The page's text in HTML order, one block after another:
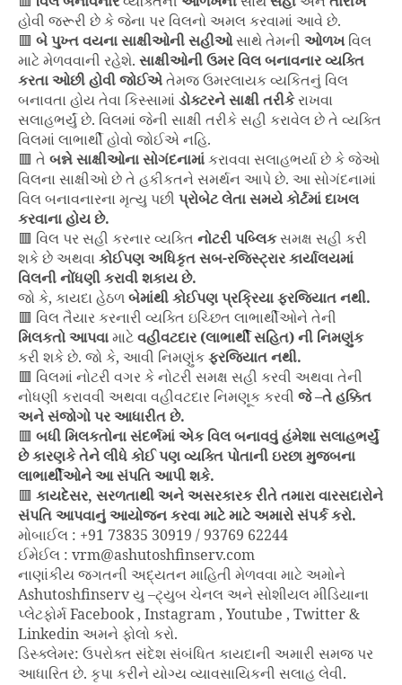
હોવી જરૂરી છે કે જેના પર વિલનો અમલ કરવામાં આવે છે.
🟥 બે પુખ્ત વયના સાક્ષીઓની સહીઓસાથે તેમની ઓળખવિલ
માટે મેળવવાની રહેશે. સાક્ષીઓની ઉમર વિલ બનાવનાર વ્યક્તિ
કરતા ઓછી હોવી જોઈએ તેમજ ઉમરલાયક વ્યકિતનું વિલ
બનાવતા હોય તેવા કિસ્સામાં ડોક્ટરને સાક્ષી તરીકેરાખવા
સલાહભર્યું છે. વિલમાં જેની સાક્ષી તરીકે સહી કરાવેલ છે તે વ્યક્તિ
વિલમાં લાભાર્થી હોવો જોઈએ નહિ.
🟥 તે બન્ને સાક્ષીઓના સોગંદનામાં કરાવવા સલાહભર્યા છે કે જેઓ
વિલના સાક્ષીઓ છે તે હકીકતને સમર્થન આપે છે. આ સોગંદનામાં
વિલ બનાવનારના મૃત્યુ પછી પ્રોબેટ લેતા સમયે કોર્ટમાં દાખલ
કરવાના હોય છે.
🟥 વિલ પર સહી કરનાર વ્યક્તિ નોટરી પબ્લિકસમક્ષ સહી કરી
શકે છે અથવા કોઈપણ અધિકૃત સબ-રજિસ્ટ્રાર કાર્યાલયમાં
વિલની નોંધણી કરાવી શકાય છે.
જો કે, કાયદા હેઠળ બેમાંથી કોઈપણ પ્રક્રિયા ફરજિયાત નથી.
🟥 વિલ તૈયાર કરનારી વ્યક્તિ ઇચ્છિત લાભાર્થીઓને તેની
મિલકતો આપવા માટે વહીવટદાર (લાભાર્થી સહિત) ની નિમણુંક
કરી શકે છે. જો કે, આવી નિમણુંક ફરજિયાત નથી.
🟥 વિલમાં નોટરી વગર કે નોટરી સમક્ષ સહી કરવી અથવા તેની
નોધણી કરાવવી અથવા વહીવટદાર નિમણૂક કરવી જે –તે હક્કિત
અને સંજોગો પર આધારીત છે.
🟥 બધી મિલકતોના સંદર્ભમાં એક વિલ બનાવવું હંમેશા સલાહભર્યું
છે કારણકે તેને લીધે કોઈ પણ વ્યક્તિ પોતાની ઇરછા મુજબના
લાભાર્થીઓને આ સંપતિ આપી શકે.
🟥 કાયદેસર, સરળતાથી અને અસરકારક રીતે તમારા વારસદારોને
સંપતિ આપવાનું આયોજન કરવા માટે માટે અમારો સંપર્ક કરો.
મોબાઈલ : +91 73835 30919 / 93769 62244
ઈમેઈલ : vrm@ashutoshfinserv.com
નાણાંકીય જગતની અદ્યતન માહિતી મેળવવા માટે અમોને
Ashutoshfinserv યુ –ટ્યુબ ચેનલ અને સોશીયલ મીડિયાના
પ્લેટફોર્મ Facebook , Instagram , Youtube , Twitter &
Linkedin અમને ફોલો કરો.
ડિસ્ક્લેમર: ઉપરોક્ત સંદેશ સંબંધિત કાયદાની અમારી સમજ પર
આધારિત છે. કૃપા કરીને યોગ્ય વ્યાવસાયિકની સલાહ લેવી.